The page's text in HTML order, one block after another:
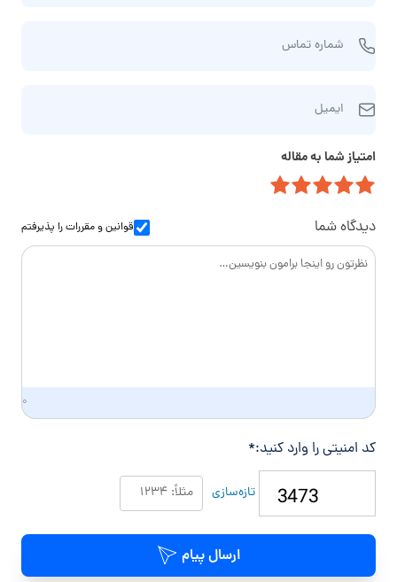
و
م‌
ا
ن
و
ا
د
گ
م
ر
ا
شماره تماس
ی
ی
ل
ایمیل
امتیاز شما به مقاله
دیدگاه شما قوانین و مقرراترا پذیرفتم
۰
کد امنیتی را وارد کنید:*
تازه‌سازی
ارسال پیام